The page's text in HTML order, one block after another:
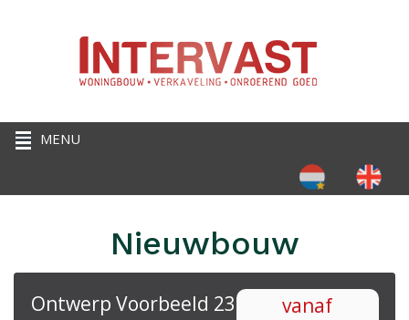
Nieuwbouw
Ontwerp Voorbeeld 23
vanaf